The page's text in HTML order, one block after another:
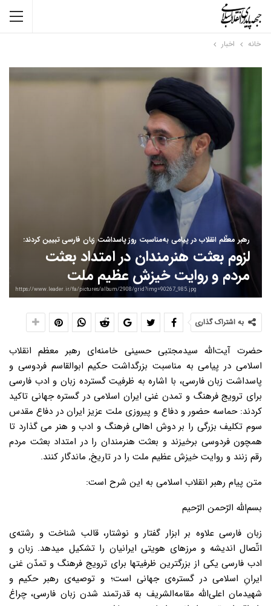
خانه اخبار
رهبر معظّم انقلاب در پیامی به‌مناسبت روز پاسداشت زبان فارسی تبیین کردند:
لزوم بعثت هنرمندان در امتداد بعثت
مردم و روایت خیزش عظیم ملت
https://www.leader.ir/fa/pictures/album/2908/grid?img=90267_985.jpg
به اشتراک گذاری
حضرت آیت‌الله سیدمجتبی حسینی خامنه‌ای رهبر معظم انقلاب
اسلامی در پیامی به مناسبت بزرگداشت حکیم ابوالقاسم فردوسی و
پاسداشت زبان فارسی، با اشاره به ظرفیت گسترده زبان و ادب فارسی
برای ترویج فرهنگ و تمدن غنی ایران اسلامی در گستره جهانی تاکید
کردند: حماسه حضور و دفاع و پیروزی ملت عزیز ایران در دفاع مقدس
سوم تکلیف بزرگی را بر دوش اهالی فرهنگ و ادب و هنر می گذارد تا
همچون فردوسی برخیزند و بعثت هنرمندان را در امتداد بعثت مردم
رقم زنند و روایت خیزش عظیم ملت را در تاریخ, ماندگار کنند.
متن پیام رهبر انقلاب اسلامی به این شرح است:
بسم‌الله الرّحمن الرّحیم
زبان فارسی علاوه بر ابزار گفتار و نوشتار، قالب شناخت و رشته‌ی
اتّصال اندیشه و مرزهای هویتی ایرانیان را تشکیل میدهد. زبان و
ادب فارسی یکی از بزرگترین ظرفیتها برای ترویج فرهنگ و تمدّن غنی
ایرانِ اسلامی در گستره‌‌ی جهانی است؛ و توصیه‌ی رهبر حکیم و
شهیدمان اعلی‌الله مقامه‌الشریف به قدرتمند شدن زبان فارسی، چراغ